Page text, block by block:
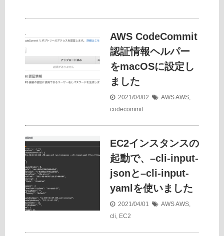
AWS CodeCommit
認証情報ヘルパー
をmacOSに設定し
ました
2021/04/02 AWSAWS,
codecommit
EC2インスタンスの
起動で、–cli-input-
jsonと–cli-input-
yamlを使いました
2021/04/01 AWSAWS,
cli, EC2